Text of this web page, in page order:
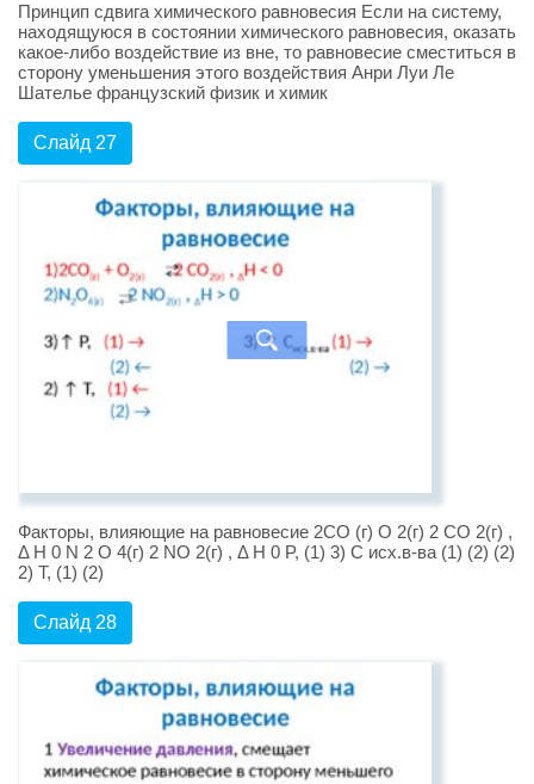
Принцип сдвига химического равновесия Если на систему,
находящуюся в состоянии химического равновесия, оказать
какое-либо воздействие из вне, то равновесие сместиться в
сторону уменьшения этого воздействия Анри Луи Ле
Шателье французский физик и химик
Слайд 27
Факторы, влияющие на равновесие 2СО (г) О 2(г) 2 СО 2(г) ,
Δ H 0 N 2 O 4(г) 2 NО 2(г) , Δ H 0 P, (1) 3) C исх.в-ва (1) (2) (2)
2) T, (1) (2)
Слайд 28